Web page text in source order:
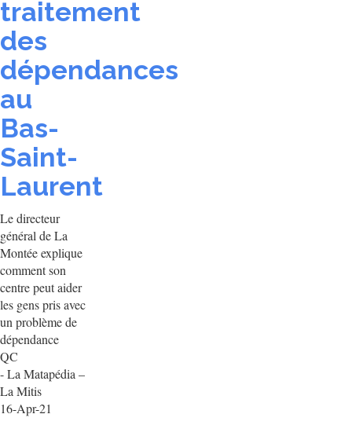
traitement
des
dépendances
au
Bas-
Saint-
Laurent
Le directeur
général de La
Montée explique
comment son
centre peut aider
les gens pris avec
un problème de
dépendance
QC
- La Matapédia –
La Mitis
16-Apr-21